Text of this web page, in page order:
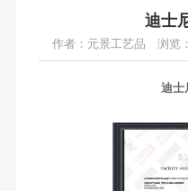
迪士
作者：元景工艺品 浏览
迪士